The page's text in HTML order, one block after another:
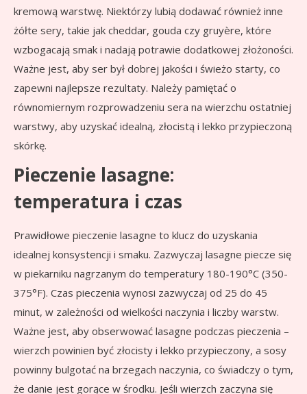
kremową warstwę. Niektórzy lubią dodawać również inne
żółte sery, takie jak cheddar, gouda czy gruyère, które
wzbogacają smak i nadają potrawie dodatkowej złożoności.
Ważne jest, aby ser był dobrej jakości i świeżo starty, co
zapewni najlepsze rezultaty. Należy pamiętać o
równomiernym rozprowadzeniu sera na wierzchu ostatniej
warstwy, aby uzyskać idealną, złocistą i lekko przypieczoną
skórkę.
Pieczenie lasagne:
temperatura i czas
Prawidłowe pieczenie lasagne to klucz do uzyskania
idealnej konsystencji i smaku. Zazwyczaj lasagne piecze się
w piekarniku nagrzanym do temperatury 180-190°C (350-
375°F). Czas pieczenia wynosi zazwyczaj od 25 do 45
minut, w zależności od wielkości naczynia i liczby warstw.
Ważne jest, aby obserwować lasagne podczas pieczenia –
wierzch powinien być złocisty i lekko przypieczony, a sosy
powinny bulgotać na brzegach naczynia, co świadczy o tym,
że danie jest gorące w środku. Jeśli wierzch zaczyna się